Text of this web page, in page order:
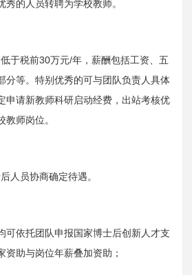
的人员转聘为学校教师。
于税前30万元/年，薪酬包括工资、五
分等。特别优秀的可与团队负责人具体
申请新教师科研启动经费，出站考核优
教师岗位。
人员协商确定待遇。
可依托团队申报 国家博士后创新人才支
资助与岗位年薪叠加资助；